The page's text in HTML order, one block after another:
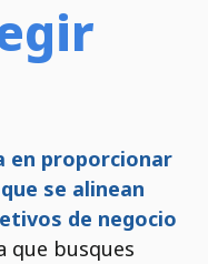
en proporcionar
se alinean
de negocio
que busques